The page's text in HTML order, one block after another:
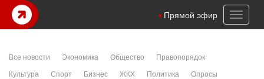
Toggle
Прямой эфир
Все новости Экономика Общество
Правопорядок
Культура
Спорт Бизнес ЖКХ Политика
Опросы